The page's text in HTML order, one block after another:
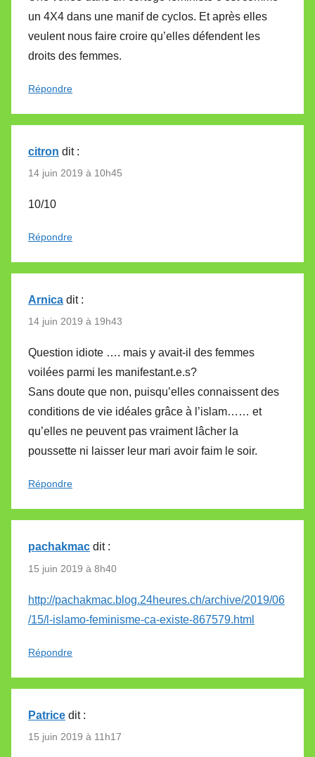
un 4X4 dans une manif de cyclos. Et après elles
veulent nous faire croire qu’elles défendent les
droits des femmes.
Répondre
citron dit :
14 juin 2019 à 10h45
10/10
Répondre
Arnica dit :
14 juin 2019 à 19h43
Question idiote …. mais y avait-il des femmes
voilées parmi les manifestant.e.s?
Sans doute que non, puisqu’elles connaissent des
conditions de vie idéales grâce à l’islam…… et
qu’elles ne peuvent pas vraiment lâcher la
poussette ni laisser leur mari avoir faim le soir.
Répondre
pachakmac dit :
15 juin 2019 à 8h40
http://pachakmac.blog.24heures.ch/archive/2019/06
/15/l-islamo-feminisme-ca-existe-867579.html
Répondre
Patrice dit :
15 juin 2019 à 11h17